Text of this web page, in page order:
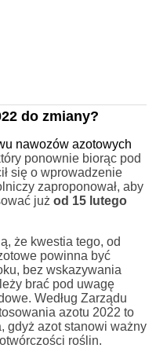
do zmiany?
nawozów azotowych
ponownie biorąc pod
się o wprowadzenie
zaproponował, aby
już od 15 lutego
że kwestia tego, od
powinna być
bez wskazywania
brać pod uwagę
Według Zarządu
azotu 2022 to
gdyż azot stanowi ważny
roślin.